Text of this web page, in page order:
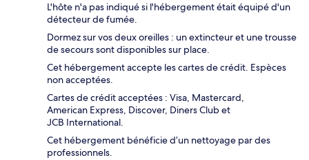
L'hôte n'a pas indiqué si l'hébergement était équipé d'un
détecteur de fumée.
Dormez sur vos deux oreilles : un extincteur et une trousse
de secours sont disponibles sur place.
Cet hébergement accepte les cartes de crédit. Espèces
non acceptées.
Cartes de crédit acceptées : Visa, Mastercard,
American Express, Discover, Diners Club et
JCB International.
Cet hébergement bénéficie d’un nettoyage par des
professionnels.